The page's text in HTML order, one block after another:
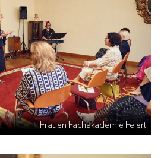
Frauen Fachakademie Feiert